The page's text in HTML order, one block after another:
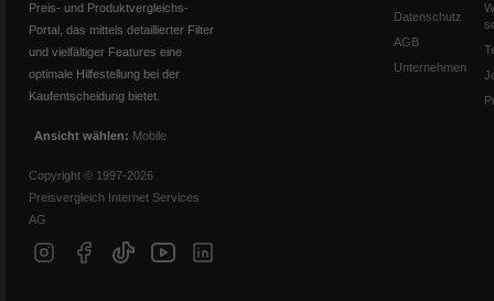
Preis- und Produktvergleichs-
Portal, das mittels detaillierter Filter
und vielfältiger Features eine
optimale Hilfestellung bei der
Kaufentscheidung bietet.
Ansicht wählen: Mobile
Copyright © 1997-2026
Preisvergleich Internet Services
AG
Datenschutz
AGB
Unternehmen